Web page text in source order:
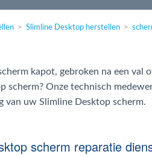
Slimline Desktop herstellen
kapot, gebroken na een val
scherm? Onze technisch
van uw Slimline Desktop scherm.
scherm reparatie